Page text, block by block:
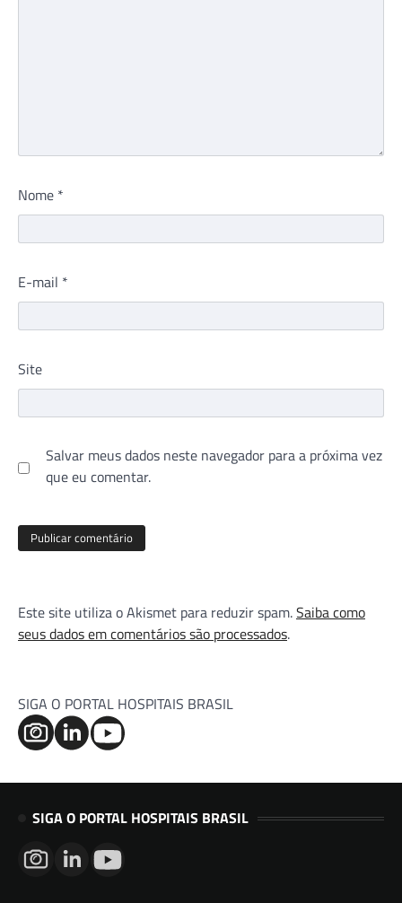
Nome *
E-mail *
Site
Salvar meus dados neste navegador para a próxima vez
que eu comentar.
Este site utiliza o Akismet para reduzir spam.Saiba como
seus dados em comentários são processados.
SIGA O PORTAL HOSPITAIS BRASIL
SIGA O PORTAL HOSPITAIS BRASIL